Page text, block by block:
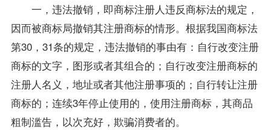
一，违法撤销，即商标注册人违反商标法的规定，
因而被商标局撤销其注册商标的情形。根据我国商标法
第30，31条的规定，违法撤销的事由有：自行改变注册
商标的文字，图形或者其组合的；自行改变注册商标的
注册人名义，地址或者其他注册事项的；自行转让注册
商标的；连续3年停止使用的，使用注册商标，其商品
粗制滥告，以次充好，欺骗消费者的。